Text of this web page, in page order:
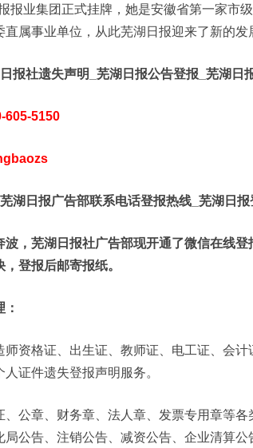
报业集团正式挂牌，她是安徽省第一家市
属事业单位，从此芜湖日报迎来了新的发
报社遗失声明_芜湖日报公告登报_芜湖日
605-5150
湖日报广告部联系电话登报热线_芜湖日报
波，芜湖日报社广告部现开通了微信在线
登报后邮寄报纸。
资格证、出生证、教师证、电工证、会
证件遗失登报声明服务。
公章、财务章、法人章、发票专用章等
公告、注销公告、减资公告、企业清算